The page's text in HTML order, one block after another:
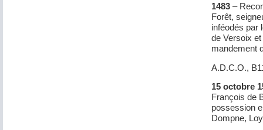
1483 –
Forêt,
inféodés par
de Versoix
mandement
A.D.C.O.,
15 octobre
François de
possession
Dompne,